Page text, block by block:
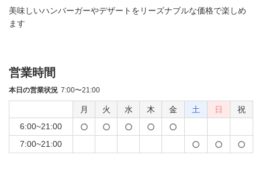
美味しいハンバーガーやデザートをリーズナブルな価格で楽しめ
ます
営業時間
本日の営業状況 7:00〜21:00
月 火 水 木 金 土 日
祝
6:00~21:00
7:00~21:00